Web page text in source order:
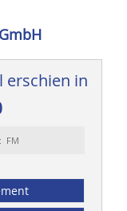
erschien in
FM